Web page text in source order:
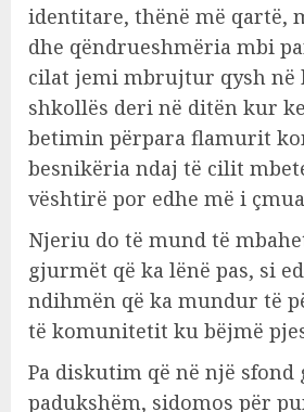
identitare, thënë më qartë,
dhe qëndrueshmëria mbi
cilat jemi mbrujtur qysh në
shkollës deri në ditën kur
betimin përpara flamurit
besnikëria ndaj të cilit
vështirë por edhe më i
Njeriu do të mund të
gjurmët që ka lënë pas, si
ndihmën që ka mundur të
të komunitetit ku bëjmë
Pa diskutim që në një sfond
padukshëm, sidomos për